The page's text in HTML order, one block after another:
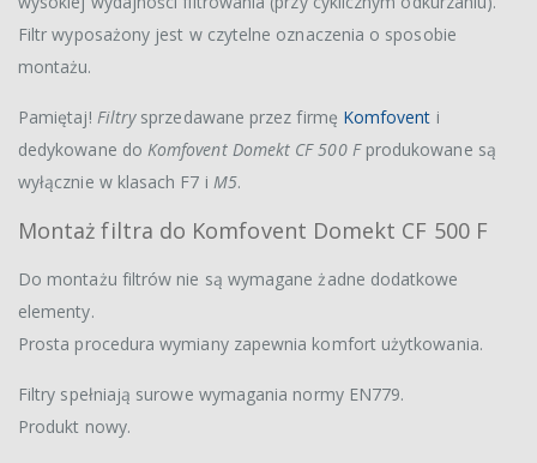
Filtr wyposażony jest w czytelne oznaczenia o sposobie
montażu.
Pamiętaj! Filtrysprzedawane przez firmę Komfovent i
dedykowane do Komfovent Domekt CF 500 Fprodukowane są
wyłącznie w klasach F7 i M5.
Montaż filtra do Komfovent Domekt CF 500 F
Do montażu filtrów nie są wymagane żadne dodatkowe
elementy.
Prosta procedura wymiany zapewnia komfort użytkowania.
Filtry spełniają surowe wymagania normy EN779.
Produkt nowy.